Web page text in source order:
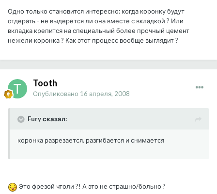
Одно только становится интересно: когда коронку будут
отдерать - не выдерется ли она вместе с вкладкой ? Или
вкладка крепится на специальный более прочный цемент
нежели коронка ? Как этот процесс вообще выглядит ?
Tooth
Опубликовано 16 апреля, 2008
Fury сказал:
коронка разрезается. разгибается и снимается
Это фрезой чтоли ?! А это не страшно/больно ?